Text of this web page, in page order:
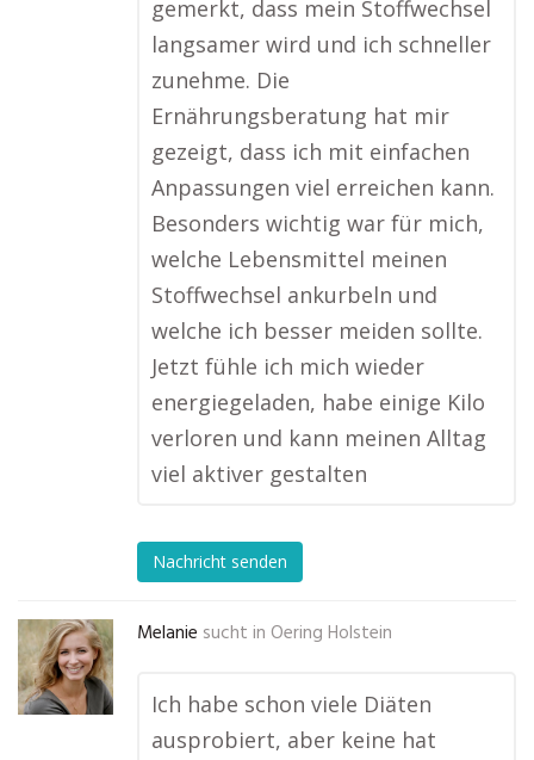
gemerkt, dass mein Stoffwechsel
langsamer wird und ich schneller
zunehme. Die
Ernährungsberatung hat mir
gezeigt, dass ich mit einfachen
Anpassungen viel erreichen kann.
Besonders wichtig war für mich,
welche Lebensmittel meinen
Stoffwechsel ankurbeln und
welche ich besser meiden sollte.
Jetzt fühle ich mich wieder
energiegeladen, habe einige Kilo
verloren und kann meinen Alltag
viel aktiver gestalten
Nachricht senden
Melanie sucht in Oering Holstein
Ich habe schon viele Diäten
ausprobiert, aber keine hat